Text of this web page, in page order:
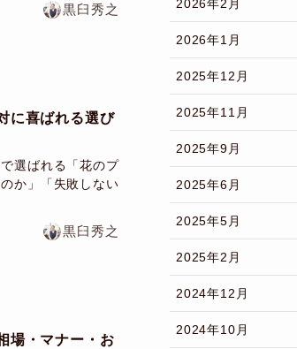
黒臼秀之
に喜ばれる選び
選ばれる「花のプ
か」「失敗しない
黒臼秀之
場・マナー・お
2026年2月
2026年1月
2025年12月
2025年11月
2025年9月
2025年6月
2025年5月
2025年2月
2024年12月
2024年10月